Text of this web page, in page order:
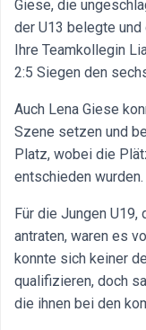
Giese, die
der U13 belegte
Ihre Teamkollegin
2:5 Siegen den
Auch Lena Giese
Szene setzen und
Platz, wobei die
entschieden wurden.
Für die Jungen U19,
antraten, waren es
konnte sich keiner
qualifizieren, doch
die ihnen bei den